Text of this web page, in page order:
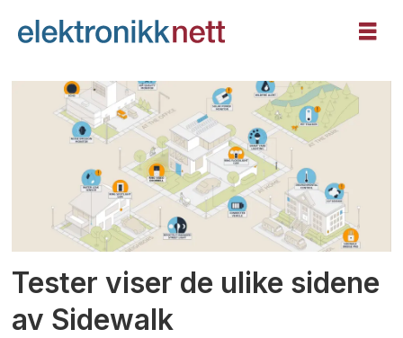
Tag:
amazon
sidewalk
Tester viser de ulike sidene
av Sidewalk